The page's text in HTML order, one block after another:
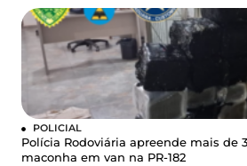
POLICIAL
Polícia Rodoviária apreende mais de
maconha em van na PR-182